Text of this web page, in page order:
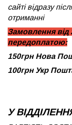
сайті відразу
отриманні
Замовлення
передоплатою:
150грн Нова
100грн Укр
У